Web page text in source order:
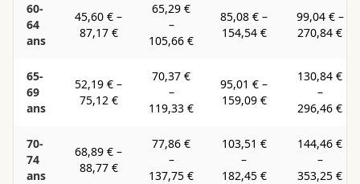
60-
64
ans
45,60 € –
87,17 €
65,29 €
–
105,66 €
85,08 € –
154,54 €
99,04 €–
270,84 €
65-
69
ans
52,19 € –
75,12 €
70,37 €
–
119,33 €
95,01 € –
159,09 €
130,84 €
–
296,46 €
70-
74
ans
68,89 € –
88,77 €
77,86 €
–
137,75 €
103,51 €
–
182,45 €
144,46 €
–
353,25 €